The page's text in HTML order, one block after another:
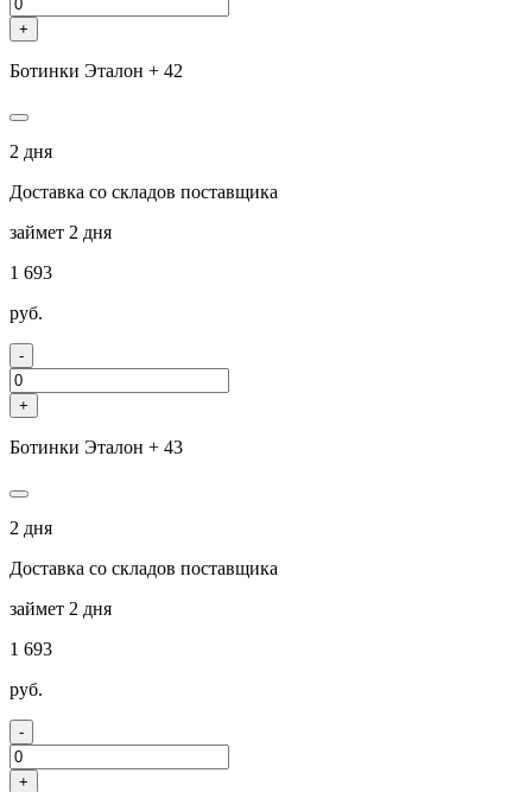
+
Ботинки Эталон + 42
2 дня
Доставка со складов поставщика
займет 2 дня
1 693
руб.
-
+
Ботинки Эталон + 43
2 дня
Доставка со складов поставщика
займет 2 дня
1 693
руб.
-
+